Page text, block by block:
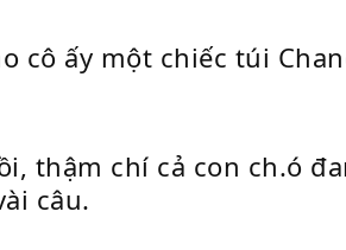
cô ấy một chiếc túi
thậm chí cả con ch.ó
câu.